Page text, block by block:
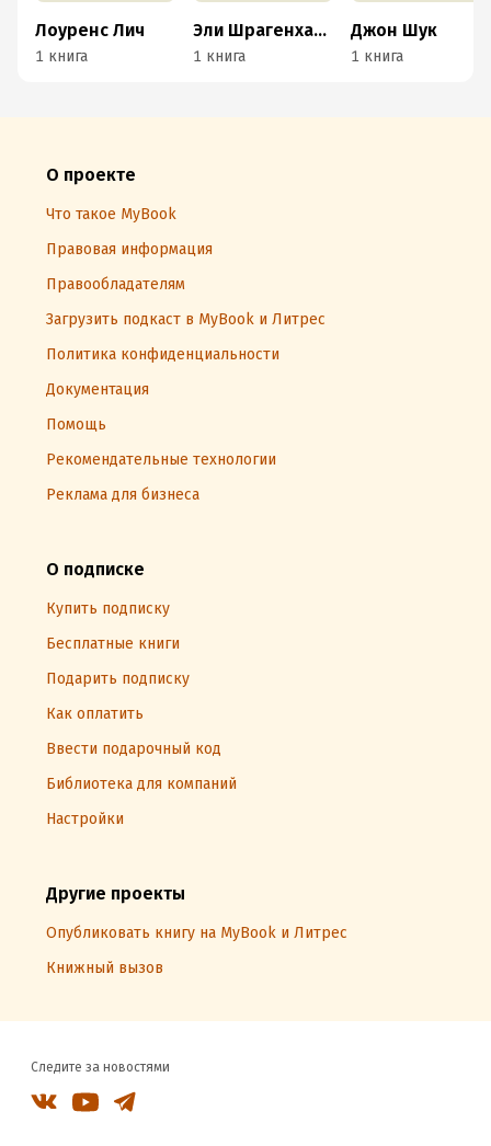
Лоуренс Лич
1 книга
Эли Шрагенхайм
1 книга
Джон Шук
1 книга
О проекте
Что такое MyBook
Правовая информация
Правообладателям
Загрузить подкаст в MyBook и Литрес
Политика конфиденциальности
Документация
Помощь
Рекомендательные технологии
Реклама для бизнеса
О подписке
Купить подписку
Бесплатные книги
Подарить подписку
Как оплатить
Ввести подарочный код
Библиотека для компаний
Настройки
Другие проекты
Опубликовать книгу на MyBook и Литрес
Книжный вызов
Следите за новостями